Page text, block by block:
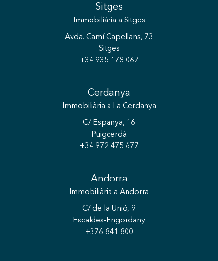
Sitges
Immobiliària a Sitges
Avda. Camí Capellans, 73
Sitges
+34 935 178 067
Cerdanya
Immobiliària a La Cerdanya
C/ Espanya, 16
Puigcerdà
+34 972 475 677
Andorra
Immobiliària a Andorra
C/ de la Unió, 9
Escaldes-Engordany
+376 841 800